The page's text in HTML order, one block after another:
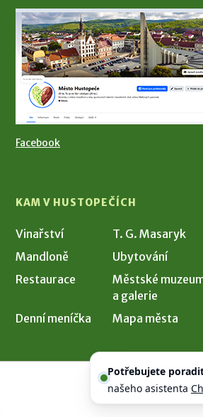
Facebook
KAM V HUSTOPEČÍCH
Vinařství
T. G. Masaryk
Mandloně
Ubytování
Restaurace
Městské
a galerie
Denní meníčka
Mapa města
Potřebujete
našeho asistenta